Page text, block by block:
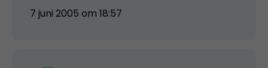
7 juni 2005 om 18:57